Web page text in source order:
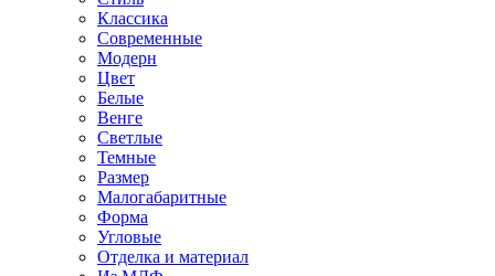
Классика
Современные
Модерн
Цвет
Белые
Венге
Светлые
Темные
Размер
Малогабаритные
Форма
Угловые
Отделка и материал